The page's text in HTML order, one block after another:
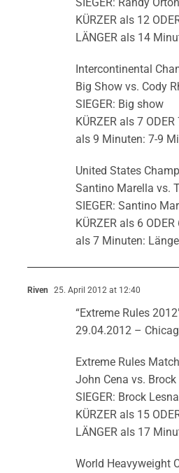
KÜRZER als 12
LÄNGER als 14
Intercontinental
Big Show vs. Cody
SIEGER: Big show
KÜRZER als 7
als 9 Minuten: 7-9
United States
Santino Marella vs.
SIEGER: Santino
KÜRZER als 6
als 7 Minuten:
Riven 25. April 2012 at 12:40
“Extreme Rules
29.04.2012 –
Extreme Rules Match
John Cena vs. Brock
SIEGER: Brock
KÜRZER als 15
LÄNGER als 17
World Heavyweight